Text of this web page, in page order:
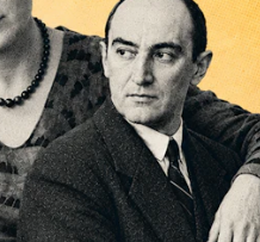
eine Analyse der
voraussetzt. Das im
Nachdenkens über das
wie er behauptete,
verstanden werden
sachgemäße
Waren“